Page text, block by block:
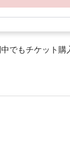
でもチケット購